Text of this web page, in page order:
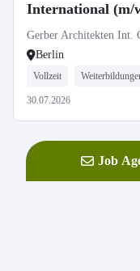
International (m/
Standort in Berlin
Gerber Architekten Int.
Berlin
Vollzeit
30.07.2026
Job